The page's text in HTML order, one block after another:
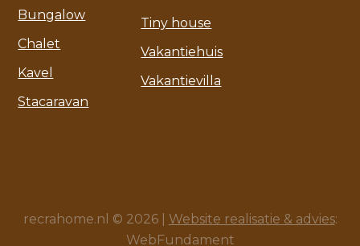
Bungalow
Chalet
Kavel
Stacaravan
Tiny house
Vakantiehuis
Vakantievilla
recrahome.nl © 2026 | Website realisatie & advies:
WebFundament